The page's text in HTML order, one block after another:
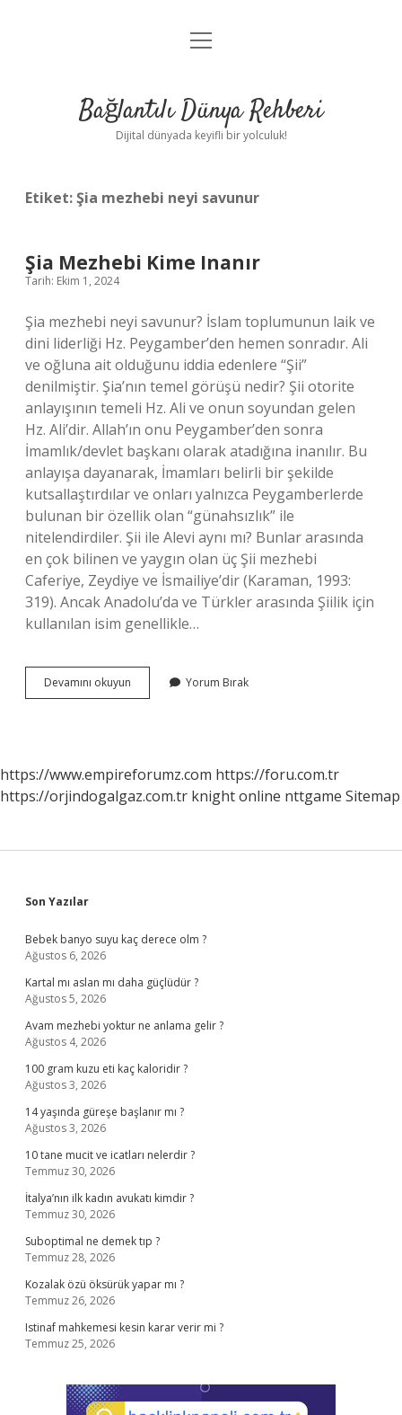
Anasayfa
Yasal Uyarı
menüyü
Bağlantılı Dünya Rehberi
Dijital dünyada keyifli bir yolculuk!
Etiket:Şia mezhebi neyi savunur
Şia Mezhebi Kime Inanır
Tarih: Ekim 1, 2024
Şia mezhebi neyi savunur? İslam toplumunun laik ve
dini liderliği Hz. Peygamber’den hemen sonradır. Ali
ve oğluna ait olduğunu iddia edenlere “Şii”
denilmiştir. Şia’nın temel görüşü nedir? Şii otorite
anlayışının temeli Hz. Ali ve onun soyundan gelen
Hz. Ali’dir. Allah’ın onu Peygamber’den sonra
İmamlık/devlet başkanı olarak atadığına inanılır. Bu
anlayışa dayanarak, İmamları belirli bir şekilde
kutsallaştırdılar ve onları yalnızca Peygamberlerde
bulunan bir özellik olan “günahsızlık” ile
nitelendirdiler. Şii ile Alevi aynı mı? Bunlar arasında
en çok bilinen ve yaygın olan üç Şii mezhebi
Caferiye, Zeydiye ve İsmailiye’dir (Karaman, 1993:
319). Ancak Anadolu’da ve Türkler arasında Şiilik için
kullanılan isim genellikle…
Devamını okuyun
Mezhebi
Yorum Bırak
https://www.empireforumz.com https://foru.com.tr
https://orjindogalgaz.com.tr knight online nttgame Sitemap
Sidebar
Son Yazılar
Bebek banyo suyu kaç derece olm ?
Ağustos 6, 2026
Kartal mı aslan mı daha güçlüdür ?
Ağustos 5, 2026
Avam mezhebi yoktur ne anlama gelir ?
Ağustos 4, 2026
100 gram kuzu eti kaç kaloridir ?
Ağustos 3, 2026
14 yaşında güreşe başlanır mı ?
Ağustos 3, 2026
10 tane mucit ve icatları nelerdir ?
Temmuz 30, 2026
İtalya’nın ilk kadın avukatı kimdir ?
Temmuz 30, 2026
Suboptimal ne demek tıp ?
Temmuz 28, 2026
Kozalak özü öksürük yapar mı ?
Temmuz 26, 2026
Istinaf mahkemesi kesin karar verir mi ?
Temmuz 25, 2026